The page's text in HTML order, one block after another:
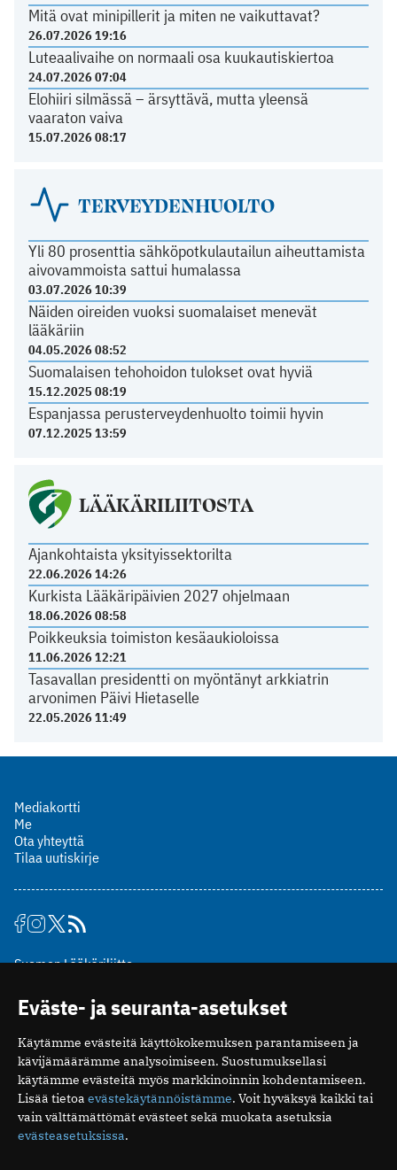
Mitä ovat minipillerit ja miten ne vaikuttavat?
26.07.2026 19:16
Luteaalivaihe on normaali osa kuukautiskiertoa
24.07.2026 07:04
Elohiiri silmässä – ärsyttävä, mutta yleensä
vaaraton vaiva
15.07.2026 08:17
TERVEYDENHUOLTO
Yli 80 prosenttia sähköpotkulautailun aiheuttamista
aivovammoista sattui humalassa
03.07.2026 10:39
Näiden oireiden vuoksi suomalaiset menevät
lääkäriin
04.05.2026 08:52
Suomalaisen tehohoidon tulokset ovat hyviä
15.12.2025 08:19
Espanjassa perusterveydenhuolto toimii hyvin
07.12.2025 13:59
LÄÄKÄRILIITOSTA
Ajankohtaista yksityissektorilta
22.06.2026 14:26
Kurkista Lääkäripäivien 2027 ohjelmaan
18.06.2026 08:58
Poikkeuksia toimiston kesäaukioloissa
11.06.2026 12:21
Tasavallan presidentti on myöntänyt arkkiatrin
arvonimen Päivi Hietaselle
22.05.2026 11:49
Mediakortti
Me
Ota yhteyttä
Tilaa uutiskirje
Suomen Lääkäriliitto
00510 Helsinki
puh. (09) 393 091
toimitus@potilaanlaakarilehti.fi
ISSN 2323-9476
Eväste- ja seuranta-asetukset
Käytämme evästeitä käyttökokemuksen parantamiseen ja
kävijämäärämme analysoimiseen. Suostumuksellasi
käytämme evästeitä myös markkinoinnin kohdentamiseen.
Lisää tietoa evästekäytännöistämme. Voit hyväksyä kaikki tai
vain välttämättömät evästeet sekä muokata asetuksia
evästeasetuksissa.